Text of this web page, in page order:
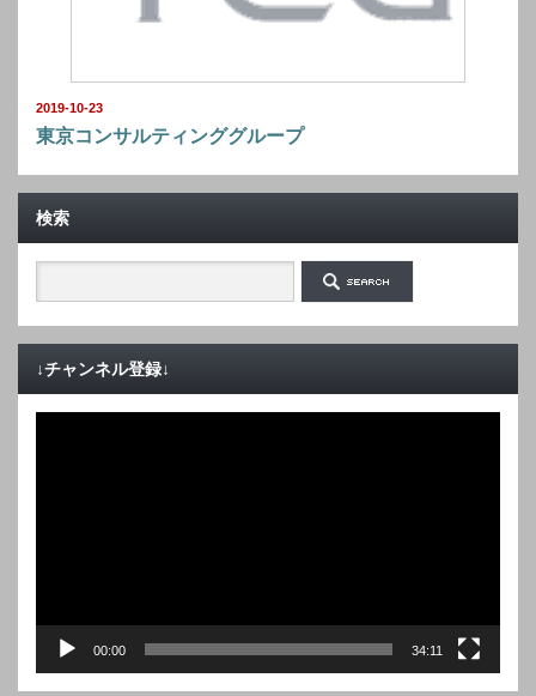
2019-10-23
東京コンサルティンググループ
検索
↓チャンネル登録↓
00:00 34:11